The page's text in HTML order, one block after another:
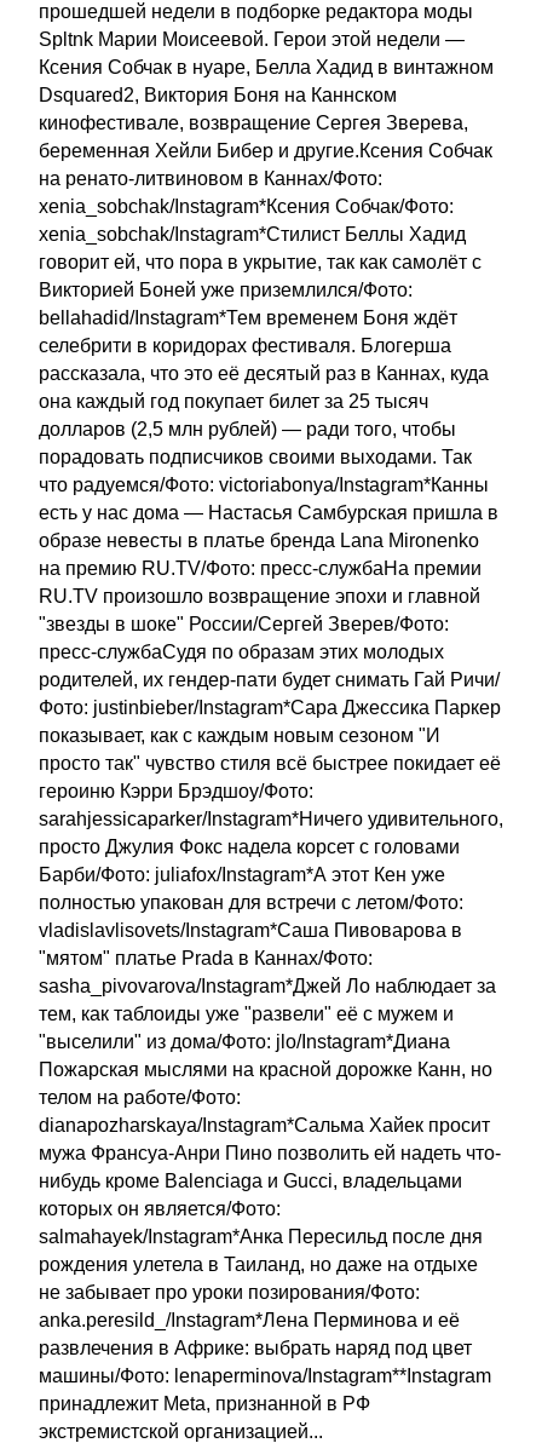
прошедшей недели в подборке редактора моды
Spltnk Марии Моисеевой. Герои этой недели —
Ксения Собчак в нуаре, Белла Хадид в винтажном
Dsquared2, Виктория Боня на Каннском
кинофестивале, возвращение Сергея Зверева,
беременная Хейли Бибер и другие.Ксения Собчак
на ренато-литвиновом в Каннах/Фото:
xenia_sobchak/Instagram*Ксения Собчак/Фото:
xenia_sobchak/Instagram*Стилист Беллы Хадид
говорит ей, что пора в укрытие, так как самолёт с
Викторией Боней уже приземлился/Фото:
bellahadid/Instagram*Тем временем Боня ждёт
селебрити в коридорах фестиваля. Блогерша
рассказала, что это её десятый раз в Каннах, куда
она каждый год покупает билет за 25 тысяч
долларов (2,5 млн рублей) — ради того, чтобы
порадовать подписчиков своими выходами. Так
что радуемся/Фото: victoriabonya/Instagram*Канны
есть у нас дома — Настасья Самбурская пришла в
образе невесты в платье бренда Lana Mironenko
на премию RU.TV/Фото: пресс-службаНа премии
RU.TV произошло возвращение эпохи и главной
"звезды в шоке" России/Сергей Зверев/Фото:
пресс-службаСудя по образам этих молодых
родителей, их гендер-пати будет снимать Гай Ричи/
Фото: justinbieber/Instagram*Сара Джессика Паркер
показывает, как с каждым новым сезоном "И
просто так" чувство стиля всё быстрее покидает её
героиню Кэрри Брэдшоу/Фото:
sarahjessicaparker/Instagram*Ничего удивительного,
просто Джулия Фокс надела корсет с головами
Барби/Фото: juliafox/Instagram*А этот Кен уже
полностью упакован для встречи с летом/Фото:
vladislavlisovets/Instagram*Саша Пивоварова в
"мятом" платье Prada в Каннах/Фото:
sasha_pivovarova/Instagram*Джей Ло наблюдает за
тем, как таблоиды уже "развели" её с мужем и
"выселили" из дома/Фото: jlo/Instagram*Диана
Пожарская мыслями на красной дорожке Канн, но
телом на работе/Фото:
dianapozharskaya/Instagram*Сальма Хайек просит
мужа Франсуа-Анри Пино позволить ей надеть что-
нибудь кроме Balenciaga и Gucci, владельцами
которых он является/Фото:
salmahayek/Instagram*Анка Пересильд после дня
рождения улетела в Таиланд, но даже на отдыхе
не забывает про уроки позирования/Фото:
anka.peresild_/Instagram*Лена Перминова и её
развлечения в Африке: выбрать наряд под цвет
машины/Фото: lenaperminova/Instagram**Instagram
принадлежит Meta, признанной в РФ
экстремистской организацией...